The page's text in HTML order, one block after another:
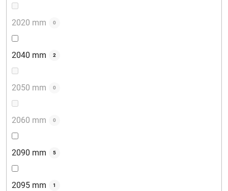
2020 mm 0
2040 mm 2
2050 mm 0
2060 mm 0
2090 mm 5
2095 mm 1